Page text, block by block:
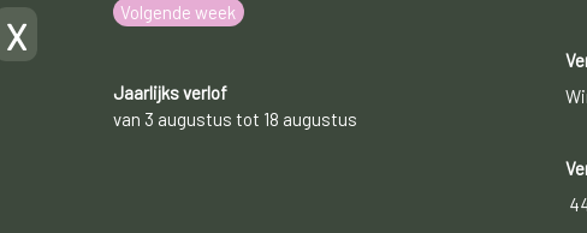
X
Volgende week
Jaarlijks verlof
van 3 augustus tot 18 augustus